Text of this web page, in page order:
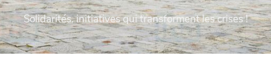
Solidarités, initiatives qui transforment les crises !